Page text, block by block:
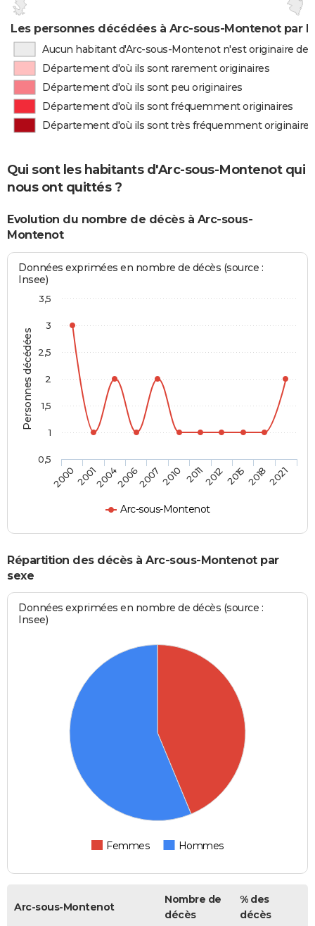
Les personnes décédées à Arc-sous-Montenot par
Aucun habitant d'Arc-sous-Montenot n'est originaire de
Département d'où ils sont rarement originaires
Département d'où ils sont peu originaires
Département d'où ils sont fréquemment originaires
Département d'où ils sont très fréquemment originaires
Qui sont les habitants d'Arc-sous-Montenot qui
nous ont quittés ?
Evolution du nombre de décès à Arc-sous-
Montenot
Personnes décédées
Données exprimées en nombre de décès (source :
Insee)
Arc-sous-Montenot
200020012004200620072010 20112012201520182021
0,5
1
1,5
2
2,5
3
3,5
Répartition des décès à Arc-sous-Montenot par
sexe
Données exprimées en nombre de décès (source :
Insee)
Femmes Hommes
Arc-sous-Montenot
Nombre de
décès
% des
décès